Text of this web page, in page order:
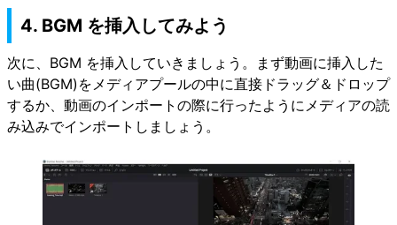
4. BGM を挿入してみよう
次に、BGM を挿入していきましょう。まず動画に挿入した
い曲(BGM)をメディアプールの中に直接ドラッグ＆ドロップ
するか、動画のインポートの際に行ったようにメディアの読
み込みでインポートしましょう。